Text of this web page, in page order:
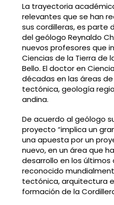
La trayectoria
relevantes que se han
sus cordilleras, es parte
del geólogo Reynaldo
nuevos profesores que
Ciencias de la Tierra de
Bello. El doctor en
décadas en las áreas
tectónica, geología
andina.
De acuerdo al geólogo
proyecto “implica un
una apuesta por un
nuevo, en un área que
desarrollo en los últimos
reconocido
tectónica, arquitectura
formación de la